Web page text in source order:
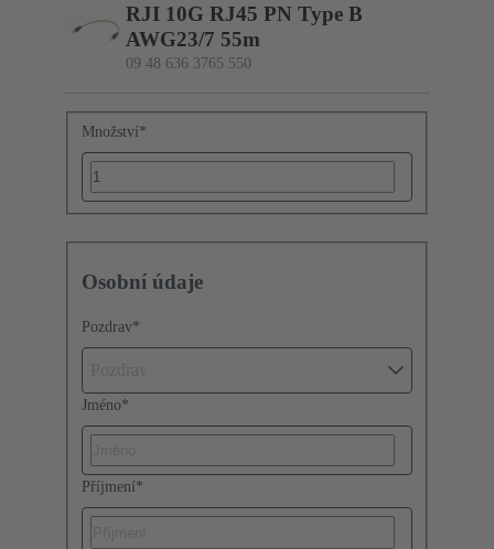
RJI 10G RJ45 PN Type B
AWG23/7 55m
09 48 636 3765 550
Množství*
Osobní údaje
Pozdrav*
Jméno*
Příjmení*